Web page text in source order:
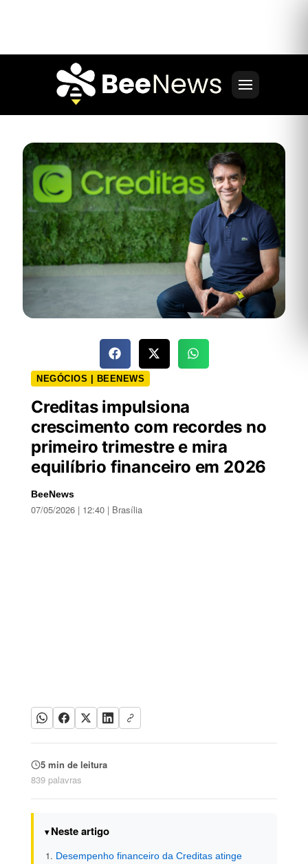
NEGÓCIOS | BEENEWS
Creditas impulsiona
crescimento com recordes no
primeiro trimestre e mira
equilíbrio financeiro em 2026
BeeNews
07/05/2026 | 12:40 | Brasília
5 min de leitura
839 palavras
Neste artigo
Desempenho financeiro da Creditas atinge